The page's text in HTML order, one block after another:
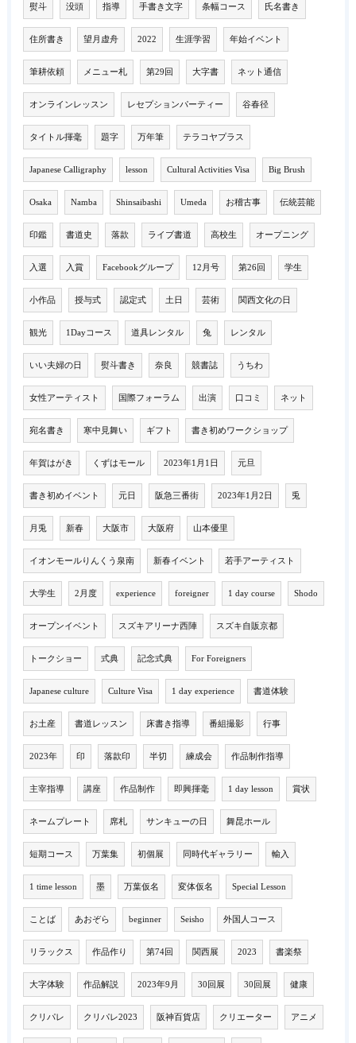
熨斗 没頭 指導 手書き文字 条幅コース 氏名書き
住所書き 望月虚舟 2022 生涯学習 年始イベント
筆耕依頼 メニュー札 第29回 大字書 ネット通信
オンラインレッスン レセプションパーティー 谷春径
タイトル揮毫 題字 万年筆 テラコヤプラス
Japanese Calligraphy lesson Cultural Activities Visa Big Brush
Osaka Namba Shinsaibashi Umeda お稽古事 伝統芸能
印鑑 書道史 落款 ライブ書道 高校生 オープニング
入選 入賞 Facebookグループ 12月号 第26回 学生
小作品 授与式 認定式 土日 芸術 関西文化の日
観光 1Dayコース 道具レンタル 兔 レンタル
いい夫婦の日 熨斗書き 奈良 競書誌 うちわ
女性アーティスト 国際フォーラム 出演 口コミ ネット
宛名書き 寒中見舞い ギフト 書き初めワークショップ
年賀はがき くずはモール 2023年1月1日 元旦
書き初めイベント 元日 阪急三番街 2023年1月2日 兎
月兎 新春 大阪市 大阪府 山本優里
イオンモールりんくう泉南 新春イベント 若手アーティスト
大学生 2月度 experience foreigner 1 day course Shodo
オープンイベント スズキアリーナ西陣 スズキ自販京都
トークショー 式典 記念式典 For Foreigners
Japanese culture Culture Visa 1 day experience 書道体験
お土産 書道レッスン 床書き指導 番組撮影 行事
2023年 印 落款印 半切 練成会 作品制作指導
主宰指導 講座 作品制作 即興揮毫 1 day lesson 賞状
ネームプレート 席札 サンキューの日 舞昆ホール
短期コース 万葉集 初個展 同時代ギャラリー 輸入
1 time lesson 墨 万葉仮名 変体仮名 Special Lesson
ことば あおぞら beginner Seisho 外国人コース
リラックス 作品作り 第74回 関西展 2023 書楽祭
大字体験 作品解説 2023年9月 30回展 30回展 健康
クリパレ クリパレ2023 阪神百貨店 クリエーター アニメ